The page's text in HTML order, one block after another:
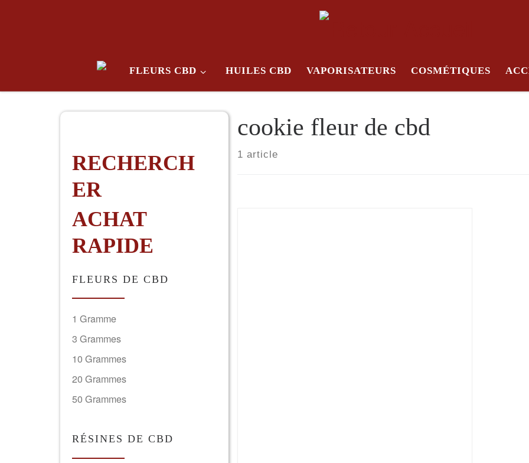
FLEURS CBD HUILES CBD VAPORISATEURS COSMÉTIQUES
cookie fleur de cbd
1 article
RECHERCH
ER
ACHAT
RAPIDE
FLEURS DE CBD
1 Gramme
3 Grammes
10 Grammes
20 Grammes
50 Grammes
RÉSINES DE CBD